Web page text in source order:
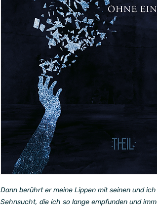
Dann berührt er meine Lippen mit seinen und
Sehnsucht, die ich so lange empfunden und